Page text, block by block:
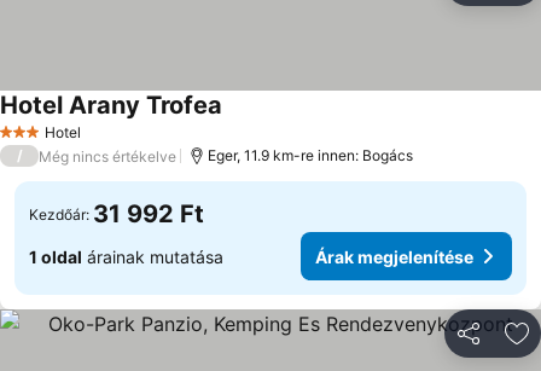
3 Kategória
Hotel
Hotel Arany Trofea
/ Még nincs értékelve Eger, 11.9 km-re innen: Bogács
Kezdőár: 31 992 Ft
1 oldal árainak mutatása Árak megjelenítése